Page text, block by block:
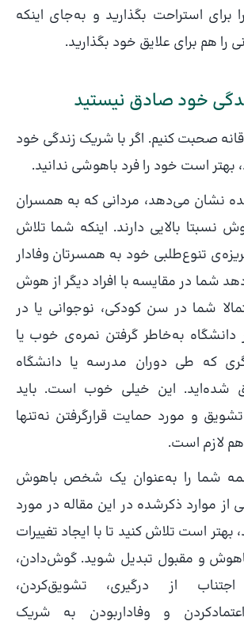
برای استراحت بگذارید و به‌جای اینکه
را هم برای علایق خود بگذارید.
صحبت کنیم. اگر با شریک زندگی خود
بهتر است خود را فرد باهوشی ندانید.
نشان می‌دهد، مردانی که به همسران
نسبتا بالایی دارند. اینکه شما تلاش
تنوع‌طلبی خود به همسرتان وفادار
شما در مقایسه با افراد دیگر از هوش
شما در سن کودکی، نوجوانی یا در
به‌خاطر گرفتن نمره‌ی خوب یا
که طی دوران مدرسه یا دانشگاه
شده‌اید. این خیلی خوب است. باید
و مورد حمایت قرارگرفتن نه‌تنها
لازم است.
شما را به‌عنوان یک شخص باهوش
از موارد ذکرشده در این مقاله در مورد
است تلاش کنید تا با ایجاد تغییرات
و مقبول تبدیل شوید. گوش‌دادن،
از درگیری، تشویق‌کردن،
و وفاداربودن به شریک